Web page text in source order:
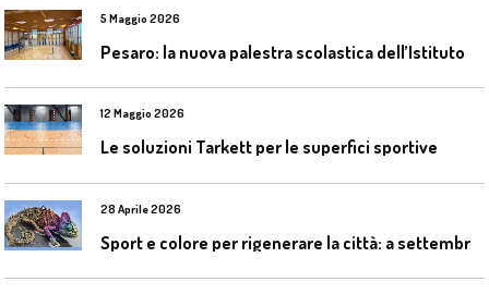
5 Maggio 2026
12 Maggio 2026
Le soluzioni Tarkett per le superfici sportive
28 Aprile 2026